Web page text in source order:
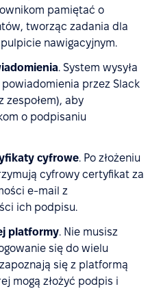
pamiętać o
tworząc zadania dla
nawigacyjnym.
. System wysyła
przez Slack
zespołem), aby
o podpisaniu
cyfrowe. Po złożeniu
cyfrowy certyfikat za
e-mail z
ich podpisu.
platformy. Nie musisz
się do wielu
się z platformą
mogą złożyć podpis i